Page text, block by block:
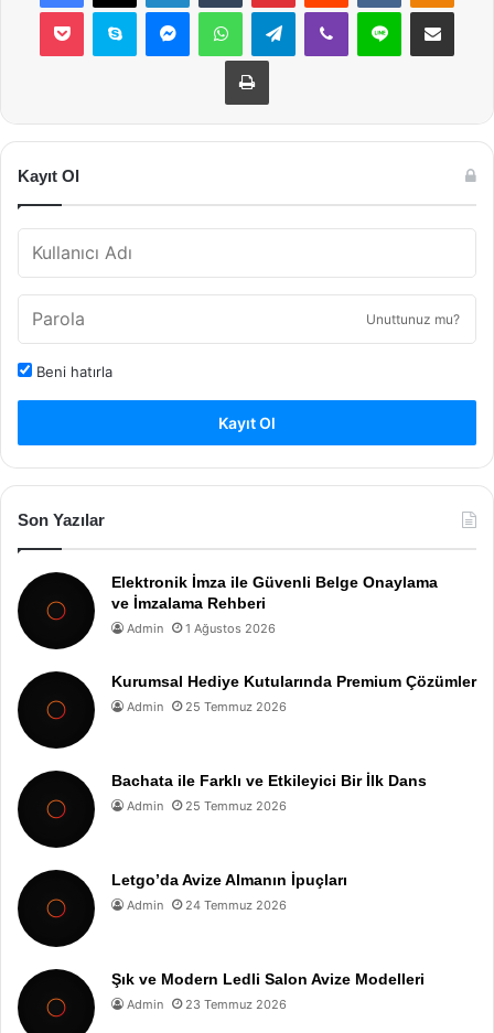
Pocket Skype MessengerWhatsAppTelegramViber Line E-Posta ile
Yazdır
Kayıt Ol
Unuttunuz mu?
Beni hatırla
Kayıt Ol
Son Yazılar
Elektronik İmza ile Güvenli Belge Onaylama
ve İmzalama Rehberi
Admin 1 Ağustos 2026
Kurumsal Hediye Kutularında Premium Çözümler
Admin 25 Temmuz 2026
Bachata ile Farklı ve Etkileyici Bir İlk Dans
Admin 25 Temmuz 2026
Letgo’da Avize Almanın İpuçları
Admin 24 Temmuz 2026
Şık ve Modern Ledli Salon Avize Modelleri
Admin 23 Temmuz 2026